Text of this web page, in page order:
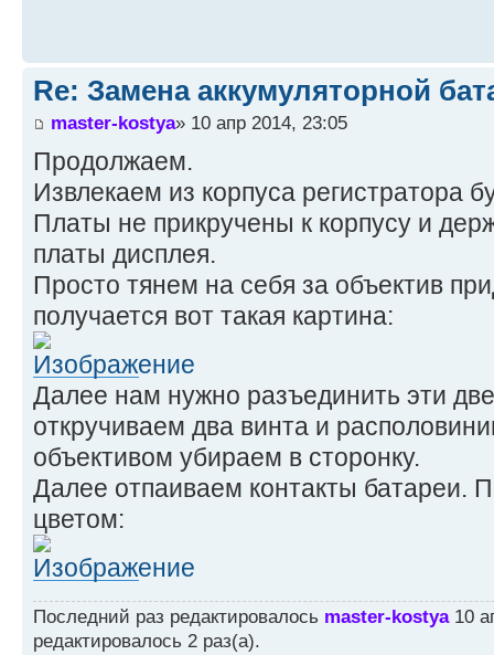
Re: Замена аккумуляторной
master-kostya» 10 апр 2014, 23:05
Продолжаем.
Извлекаем из корпуса регистратора
Платы не прикручены к корпусу и
платы дисплея.
Просто тянем на себя за объектив
получается вот такая картина:
Далее нам нужно разъединить эти
откручиваем два винта и
объективом убираем в сторонку.
Далее отпаиваем контакты батареи.
цветом:
Последний раз редактировалось master-kostya10
редактировалось 2 раз(а).